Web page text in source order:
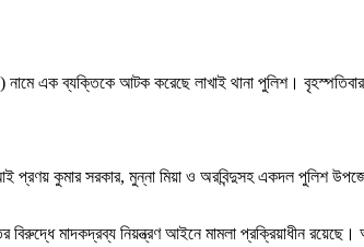
নামে এক ব্যক্তিকে আটক করেছে লাখাই থানা পুলিশ।
প্রণয় কুমার সরকার, মুন্না মিয়া ও অরবিন্দুসহ একদল পুলিশ
মাদকদ্রব্য নিয়ন্ত্রণ আইনে মামলা প্রক্রিয়াধীন